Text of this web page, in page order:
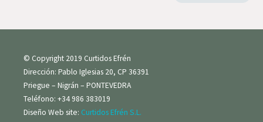
© Copyright 2019 Curtidos Efrén
Dirección: Pablo Iglesias 20, CP 36391
Priegue – Nigrán – PONTEVEDRA
Teléfono: +34 986 383019
Diseño Web site: Curtidos Efrén S.L.